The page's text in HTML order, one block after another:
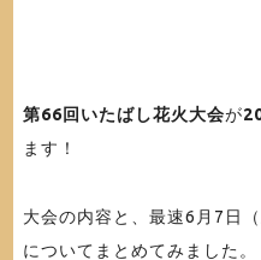
第66回いたばし花火大会が
ます！
大会の内容と、最速6月7日
についてまとめてみました。